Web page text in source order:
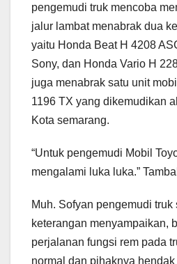
pengemudi truk mencoba
jalur lambat menabrak dua
yaitu Honda Beat H 4208
Sony, dan Honda Vario H
juga menabrak satu unit
1196 TX yang dikemudikan
Kota semarang.
“Untuk pengemudi Mobil
mengalami luka luka.”
Muh. Sofyan pengemudi truk
keterangan menyampaikan,
perjalanan fungsi rem pada
normal dan pihaknya